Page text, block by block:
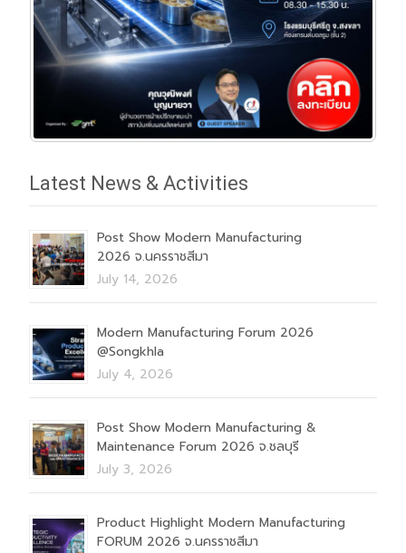
Latest News & Activities
Post Show Modern Manufacturing
2026 จ.นครราชสีมา
July 14, 2026
Modern Manufacturing Forum 2026
@Songkhla
July 4, 2026
Post Show Modern Manufacturing &
Maintenance Forum 2026 จ.ชลบุรี
July 3, 2026
Product Highlight Modern Manufacturing
FORUM 2026 จ.นครราชสีมา